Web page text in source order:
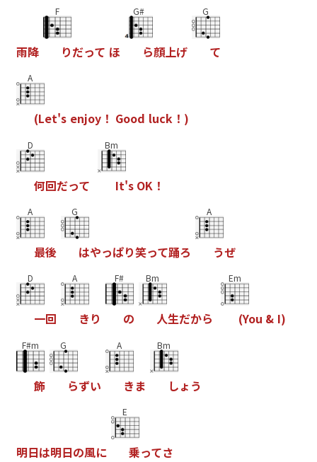
雨降
F
りだって ほ
G#
ら顔上げ
G
て
A
(Let's enjoy！ Good luck！ )
D
何回だって
Bm
It's OK ！
A
最後
G
はやっぱり笑って踊ろ
A
うぜ
D
一回
A
き り
F#
の
Bm
人生だから
Em
(You & I)
F#m
飾
G
らずい
A
き ま
Bm
しょ う
明日は明日の風に
E
乗ってさ